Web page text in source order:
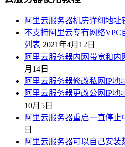
阿里云服务器机房详细地址
不支持阿里云专有网络VPC
列表 2021年4月12日
阿里云服务器内网带宽和内
月14日
阿里云服务器修改私网IP地
阿里云服务器更改公网IP地
10月5日
阿里云服务器重启一直停止
日
阿里云服务器可以自己安装